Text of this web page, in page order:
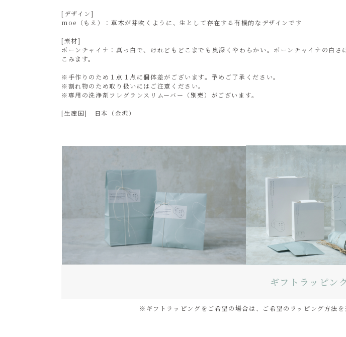
[デザイン]
moe（もえ）：草木が芽吹くように、生として存在する有機的なデザインです
[素材]
ボーンチャイナ：真っ白で、けれどもどこまでも奥深くやわらかい。ボーンチャイナの白
こみます。
※手作りのため１点１点に個体差がございます。予めご了承ください。
※割れ物のため取り扱いにはご注意ください。
※専用の洗浄剤フレグランスリムーバー（別売）がございます。
[生産国] 日本（金沢）
ギフトラッピン
※ギフトラッピングをご希望の場合は、ご希望のラッピング方法